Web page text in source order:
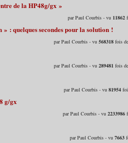
de la HP48g/gx »
par Paul Courbis - vu 11862
» : quelques secondes pour la solution !
par Paul Courbis - vu568318 fois
par Paul Courbis - vu289481 fois
par Paul Courbis - vu81954
g/gx
par Paul Courbis - vu2233986
par Paul Courbis - vu7663